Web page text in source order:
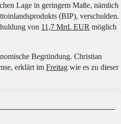
Lage in geringem Maße, nämlich
(BIP), verschulden.
von 11,7 Mrd. EUR möglich
Begründung. Christian
erklärt im Freitag wie es zu dieser